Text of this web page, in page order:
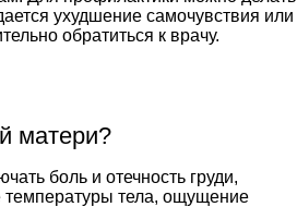
ухудшение самочувствия или
обратиться к врачу.
матери?
боль и отечность груди,
температуры тела, ощущение